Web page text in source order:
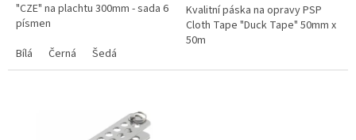
"CZE" na plachtu 300mm - sada 6
písmen
Bílá
Černá Šedá
Kvalitní páska na opravy PSP
Cloth Tape "Duck Tape" 50mm x
50m